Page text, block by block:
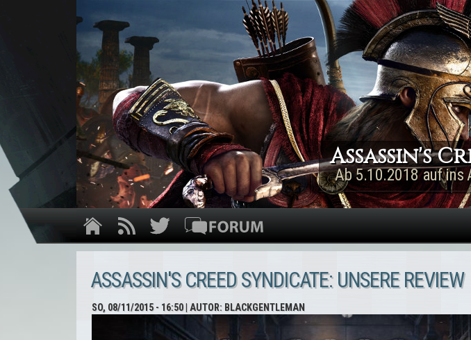
Direkt zum
Assassin's
Ab 5.10.2018 auf ins
ASSASSIN'S CREED SYNDICATE: UNSERE REVIEW
SO, 08/11/2015 - 16:50| AUTOR: BLACKGENTLEMAN